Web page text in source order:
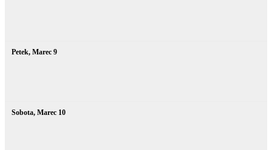
Petek, Marec 9
Sobota, Marec 10